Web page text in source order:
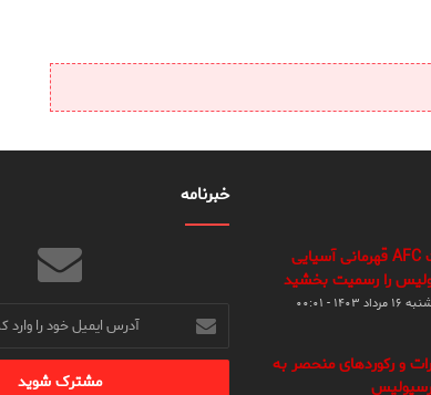
سایت AFC قهرمانی آسیایی
را رسمیت بخشید
۱۴۰۳ - ۰۰:۰۱
و رکوردهای منحصر به
خبرنامه
آدرس
ایمیل
خود